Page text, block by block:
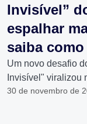
Invisível”
espalhar
saiba como
Um novo desafio
Invisível" viralizou
30 de novembro de